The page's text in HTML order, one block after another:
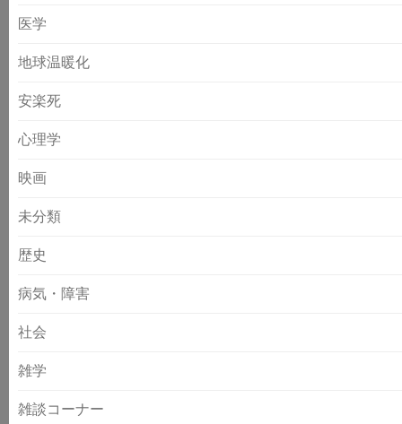
医学
地球温暖化
安楽死
心理学
映画
未分類
歴史
病気・障害
社会
雑学
雑談コーナー